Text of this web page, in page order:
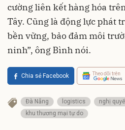
cường liên kết hàng hóa
Tây. Cũng là động lực phát
bền vững, bảo đảm môi
ninh”, ông Bình nói.
Chia sẻ Facebook Theo dõi trên
Đà Nẵng logistics
nghị
khu thương mại tự do